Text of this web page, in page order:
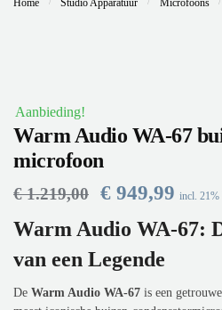
Home Studio Apparatuur Microfoons
Aanbieding!
Warm Audio WA-67
microfoon
€1.219,00 € 949,99 incl. 21%
Warm Audio WA-67:
van een Legende
De Warm Audio WA-67 is een